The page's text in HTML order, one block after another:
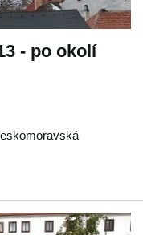
- po okolí